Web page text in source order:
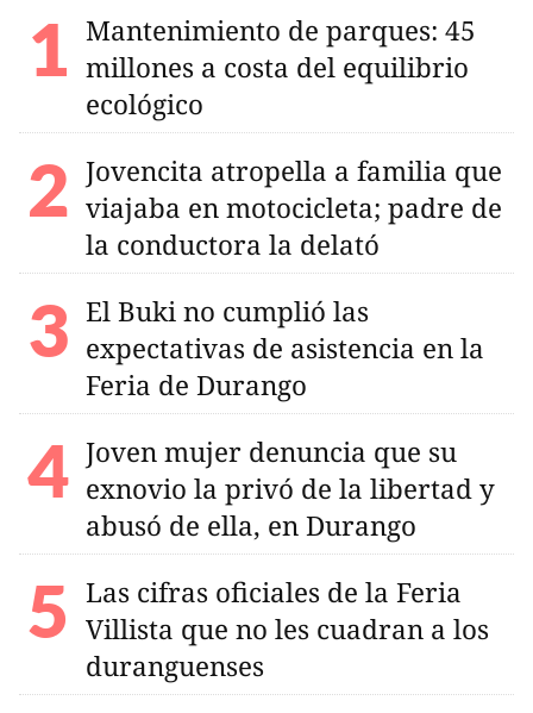
Mantenimiento de parques: 45
millones a costa del equilibrio
ecológico
Jovencita atropella a familia que
viajaba en motocicleta; padre de
la conductora la delató
El Buki no cumplió las
expectativas de asistencia en la
Feria de Durango
Joven mujer denuncia que su
exnovio la privó de la libertad y
abusó de ella, en Durango
Las cifras oficiales de la Feria
Villista que no les cuadran a los
duranguenses